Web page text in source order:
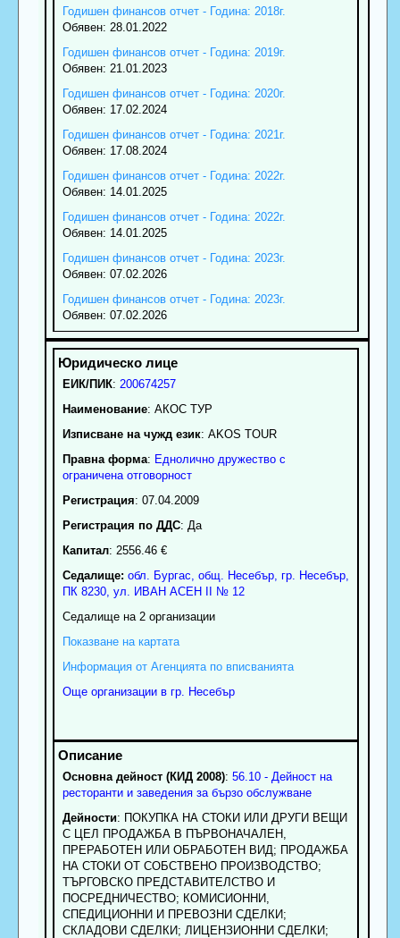
Годишен финансов отчет - Година: 2018г.
Обявен: 28.01.2022
Годишен финансов отчет - Година: 2019г.
Обявен: 21.01.2023
Годишен финансов отчет - Година: 2020г.
Обявен: 17.02.2024
Годишен финансов отчет - Година: 2021г.
Обявен: 17.08.2024
Годишен финансов отчет - Година: 2022г.
Обявен: 14.01.2025
Годишен финансов отчет - Година: 2022г.
Обявен: 14.01.2025
Годишен финансов отчет - Година: 2023г.
Обявен: 07.02.2026
Годишен финансов отчет - Година: 2023г.
Обявен: 07.02.2026
ЕИК/ПИК: 200674257
Наименование: АКОС ТУР
Изписване на чужд език: AKOS TOUR
Правна форма: Еднолично дружество с
ограничена отговорност
Регистрация: 07.04.2009
Регистрация по ДДС: Да
Капитал: 2556.46 €
Седалище: обл. Бургас общ. Несебър, гр. Несебър,
ПК 8230, ул. ИВАН АСЕН ІІ № 12
Седалище на 2 организации
Показване на картата
Информация от Агенцията по вписванията
Още организации в гр. Несебър
Основна дейност (КИД 2008): 56.10 - Дейност на
ресторанти и заведения за бързо обслужване
Дейности: ПОКУПКА НА СТОКИ ИЛИ ДРУГИ ВЕЩИ
С ЦЕЛ ПРОДАЖБА В ПЪРВОНАЧАЛЕН,
ПРЕРАБОТЕН ИЛИ ОБРАБОТЕН ВИД; ПРОДАЖБА
НА СТОКИ ОТ СОБСТВЕНО ПРОИЗВОДСТВО;
ТЪРГОВСКО ПРЕДСТАВИТЕЛСТВО И
ПОСРЕДНИЧЕСТВО; КОМИСИОННИ,
СПЕДИЦИОННИ И ПРЕВОЗНИ СДЕЛКИ;
СКЛАДОВИ СДЕЛКИ; ЛИЦЕНЗИОННИ СДЕЛКИ;